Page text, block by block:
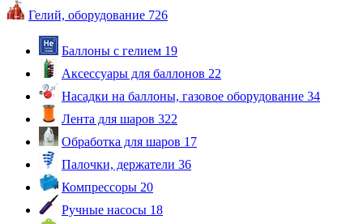
Гелий, оборудование 726
Баллоны с гелием 19
Аксессуары для баллонов 22
Насадки на баллоны, газовое оборудование 34
Лента для шаров 322
Обработка для шаров 17
Палочки, держатели 36
Компрессоры 20
Ручные насосы 18